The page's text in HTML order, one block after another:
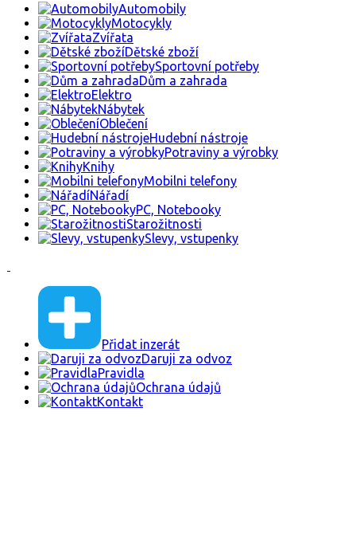
Automobily
Motocykly
Zvířata
Dětské zboží
Sportovní potřeby
Dům a zahrada
Elektro
Nábytek
Oblečení
Hudební nástroje
Potraviny a výrobky
Knihy
Mobilni telefony
Nářadí
PC, Notebooky
Starožitnosti
Slevy, vstupenky
Přidat inzerát
Daruji za odvoz
Pravidla
Ochrana údajů
Kontakt